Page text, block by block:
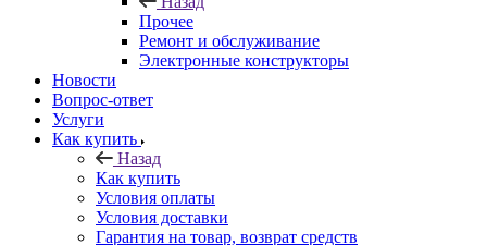
Прочее
Ремонт и обслуживание
Электронные конструкторы
Новости
Вопрос-ответ
Услуги
Как купить
Назад
Как купить
Условия оплаты
Условия доставки
Гарантия на товар, возврат средств